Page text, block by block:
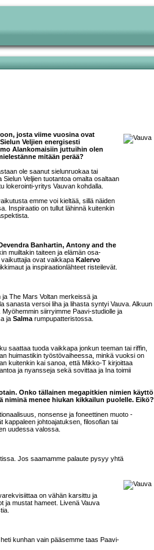
josta viime vuosina ovat
Veljien energisesti
Alankomaisiin juttuihin olen
mitään perää?
ole saanut sielunruokaa tai
Sielun Veljien tuotantoa omalta osaltaan
lokerointi-yritys Vauvan kohdalla.
emme voi kieltää, sillä näiden
Inspiraatio on tullut lähinnä kuitenkin
Banhartin, Antony and the
muiltakin taiteen ja elämän osa-
ovat vaikkapa Kalervo
ja inspiraationlähteet risteilevät.
The Mars Voltan merkeissä ja
sanasta versoi liha ja lihasta syntyi Vauva. Alkuun
Myöhemmin siirryimme Paavi-studiolle ja
ja Salmarumpupatteristossa.
saattaa tuoda vaikkapa jonkun teeman tai riffin,
huimastikin työstövaiheessa, minkä vuoksi on
kuitenkin kai sanoa, että Mikko-T kirjoittaa
ja nyansseja sekä sovittaa ja Ina toimii
Onko tällainen megapitkien nimien käyttö
menee hiukan kikkailun puolelle. Eikö?
nonsense ja foneettinen muoto -
kappaleen johtoajatuksen, filosofian tai
uudessa valossa.
Jos saamamme palaute pysyy yhtä
on vähän karsittu ja
ja mustat hameet. Livenä Vauva
kunhan vain pääsemme taas Paavi-